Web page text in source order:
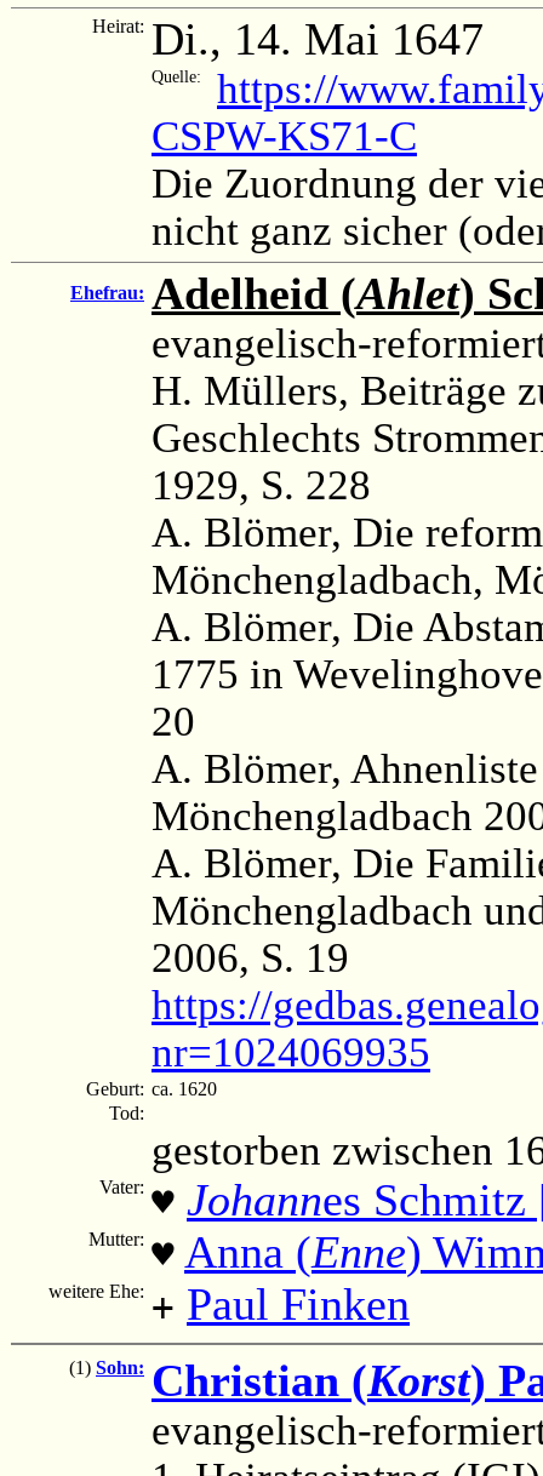
Heirat: Di., 14. Mai 1647
Quelle:
https://
CSPW-KS71-C
Die Zuordnung der
nicht ganz sicher
Ehefrau: Adelheid (Ahlet)
evangelisch-
H. Müllers, Beiträge
Geschlechts
1929, S. 228
A. Blömer, Die
Mönchengladbach,
A. Blömer, Die
1775 in
20
A. Blömer,
Mönchengladbach
A. Blömer, Die
Mönchengladbach
2006, S. 19
https://
nr=1024069935
Geburt: ca. 1620
Tod:
gestorben zwischen
Vater: ♥ Johannes Schmitz
Mutter: ♥ Anna (Enne)
weitere Ehe: + Paul Finken
(1) Sohn: Christian (Korst)
evangelisch-